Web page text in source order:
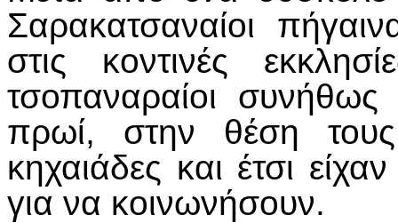
Σαρακατσαναίοι
στις κοντινές
τσοπαναραίοι
πρωί, στην θέση
κηχαιάδες και έτσι
για να κοινωνήσουν.